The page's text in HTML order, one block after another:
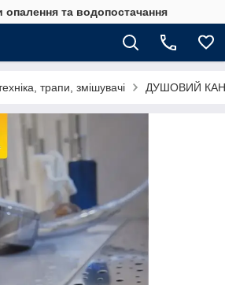
опалення та водопостачання
трапи, змішувачі ДУШОВИЙ